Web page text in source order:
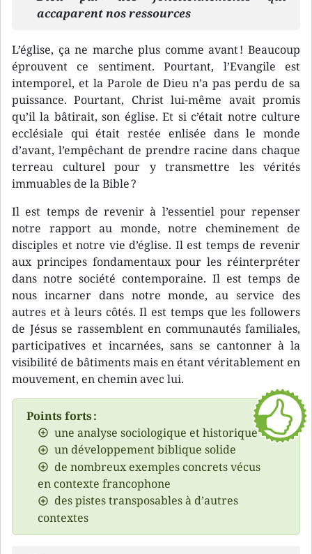
accaparent nos ressources
L’église, ça ne marche plus comme avant ! Beaucoup
éprouvent ce sentiment. Pourtant, l’Evangile est
intemporel, et la Parole de Dieu n’a pas perdu de sa
puissance. Pourtant, Christ lui-même avait promis
qu’il la bâtirait, son église. Et si c’était notre culture
ecclésiale qui était restée enlisée dans le monde
d’avant, l’empêchant de prendre racine dans chaque
terreau culturel pour y transmettre les vérités
immuables de la Bible ?
Il est temps de revenir à l’essentiel pour repenser
notre rapport au monde, notre cheminement de
disciples et notre vie d’église. Il est temps de revenir
aux principes fondamentaux pour les réinterpréter
dans notre société contemporaine. Il est temps de
nous incarner dans notre monde, au service des
autres et à leurs côtés. Il est temps que les followers
de Jésus se rassemblent en communautés familiales,
participatives et incarnées, sans se cantonner à la
visibilité de bâtiments mais en étant véritablement en
mouvement, en chemin avec lui.
Points forts :
une analyse sociologique et historique
un développement biblique solide
de nombreux exemples concrets vécus
en contexte francophone
des pistes transposables à d’autres
contextes